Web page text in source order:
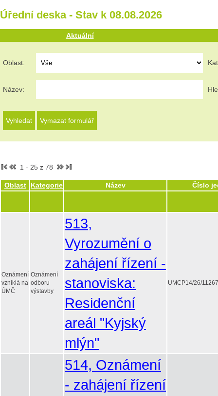
Úřední deska - Stav k 08.08.2026
Aktuální
Oblast:
Název:
1 - 25 z 78
Oblast Kategorie Název Číslo
Oznámení
vzniklá na
ÚMČ
Oznámení
odboru
výstavby
513,
Vyrozumění o
zahájení řízení -
stanoviska:
Residenční
areál "Kyjský
mlýn"
UMCP14/26/
514, Oznámení
- zahájení řízení